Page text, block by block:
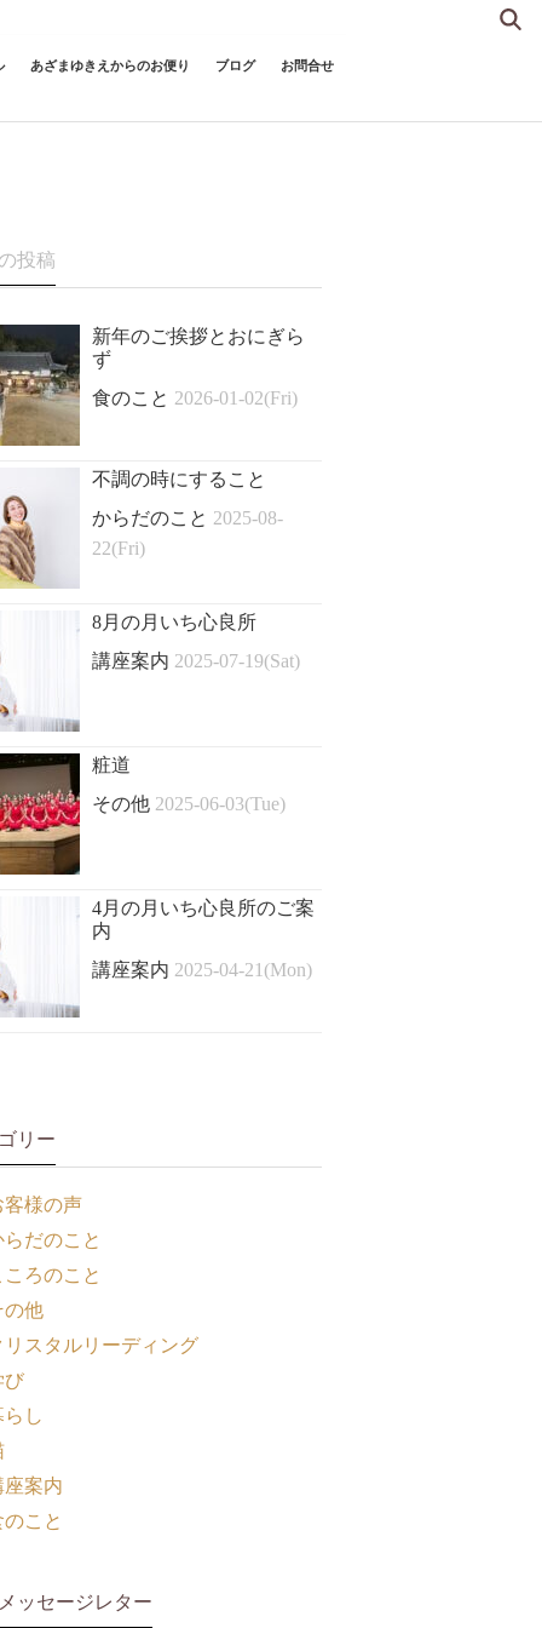
あざまゆきえからのお便り ブログ お問合せ
投稿
新年のご挨拶とおにぎら
ず
食のこと 2026-01-02(Fri)
不調の時にすること
からだのこと 2025-08-
22(Fri)
8月の月いち心良所
講座案内 2025-07-19(Sat)
粧道
その他 2025-06-03(Tue)
4月の月いち心良所のご案
内
講座案内 2025-04-21(Mon)
リー
客様の声
らだのこと
ころのこと
の他
リスタルリーディング
び
らし
座案内
のこと
ッセージレター